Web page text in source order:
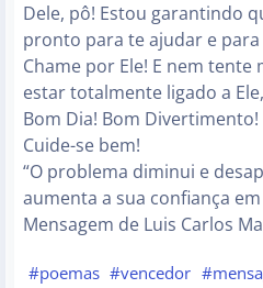
Dele, pô! Estou garantindo
pronto para te ajudar e
Chame por Ele! E nem tente
estar totalmente ligado a
Bom Dia! Bom
Cuide-se bem!
“O problema diminui e
aumenta a sua confiança
Mensagem de Luis Carlos
#poemas #vencedor